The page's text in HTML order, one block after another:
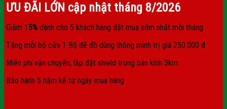
ƯU ĐÃI LỚN cập nhật tháng 8/2026
Giảm 1 5% dành cho 5 khách hàng đặt mua sớm nhất mỗi tháng
Tặng mỗi bộ cửa 1 Bộ để đồ dùng thông minh trị giá 250.000 đ
Miễn phí vận chuyển, lắp đặt shield trong bán kính 3km
Bảo hành 5 năm kể từ ngày mua hàng